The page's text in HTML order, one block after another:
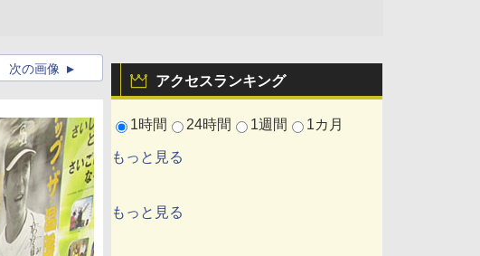
アクセスランキング
1時間 24時間 1週間 1カ月
もっと見る
もっと見る
次の画像